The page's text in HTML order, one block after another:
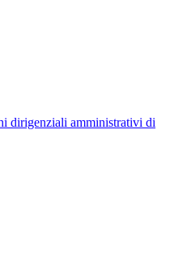
dirigenziali amministrativi di